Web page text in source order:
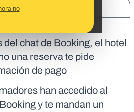
no
del chat de Booking, el hotel
una reserva te pide
de pago
han accedido al
y te mandan un